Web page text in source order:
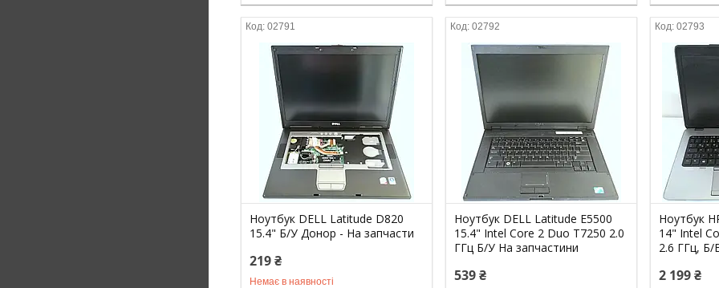
02791
Ноутбук DELL Latitude D820
15.4" Б/У Донор - На запчасти
219 ₴
Немає в наявності
02792
Ноутбук DELL Latitude E5500
15.4" Intel Core 2 Duo T7250 2.0
ГГц Б/У На запчастини
539 ₴
02793
Ноутбук
14" Intel
2.6 ГГц, Б/
2 199 ₴